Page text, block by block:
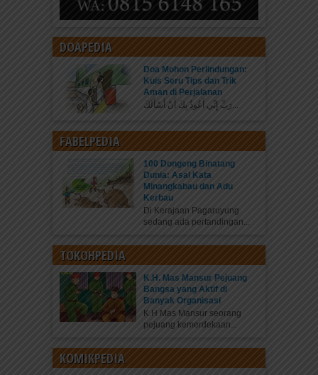
DOAPEDIA
Doa Mohon Perlindungan:
Kuis Seru Tips dan Trik
Aman di Perjalanan
رَبِّ إِنِّي أَعُوذُ بِكَ أَنْ أَسْأَلَكَ...
FABELPEDIA
100 Dongeng Binatang
Dunia: Asal Kata
Minangkabau dan Adu
Kerbau
Di Kerajaan Pagaruyung
sedang ada pertandingan...
TOKOHPEDIA
K.H. Mas Mansur Pejuang
Bangsa yang Aktif di
Banyak Organisasi
K.H Mas Mansur seorang
pejuang kemerdekaan...
KOMIKPEDIA